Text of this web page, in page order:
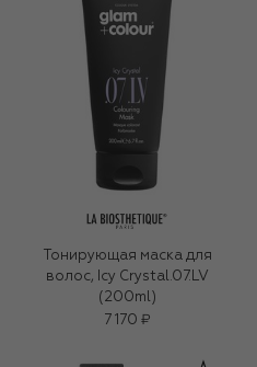
Тонирующая маска для
волос, Icy Crystal.07.LV
(200ml)
7 170 ₽